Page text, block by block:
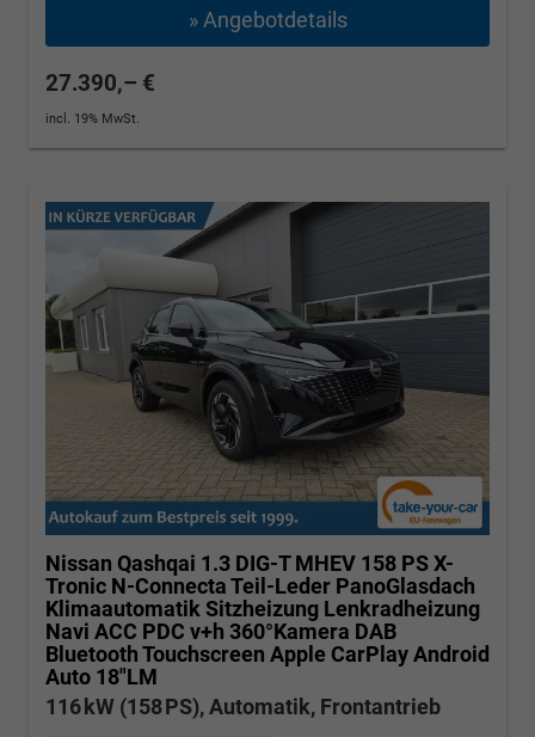
» Angebotdetails
27.390,– €
incl. 19% MwSt.
Nissan Qashqai 1.3 DIG-T MHEV 158 PS X-
Tronic N-Connecta Teil-Leder PanoGlasdach
Klimaautomatik Sitzheizung Lenkradheizung
Navi ACC PDC v+h 360°Kamera DAB
Bluetooth Touchscreen Apple CarPlay Android
Auto 18"LM
116 kW (158 PS), Automatik, Frontantrieb